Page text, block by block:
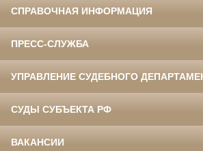
СПРАВОЧНАЯ ИНФОРМАЦИЯ
ПРЕСС-СЛУЖБА
УПРАВЛЕНИЕ СУДЕБНОГО
СУДЫ СУБЪЕКТА РФ
ВАКАНСИИ